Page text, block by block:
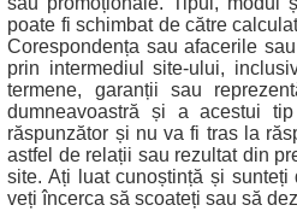
poate fi schimbat de către
Corespondența sau afacerile
prin intermediul site-ului,
termene, garanții sau
dumneavoastră și a acestui
răspunzător și nu va fi tras la
astfel de relații sau rezultat din
site. Ați luat cunoștință și
veți încerca să scoateți sau să